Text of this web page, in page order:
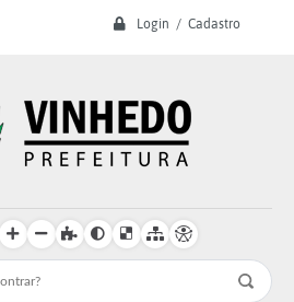
Login / Cadastro